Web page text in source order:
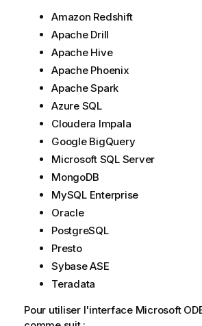
Amazon Redshift
Apache Drill
Apache Hive
Apache Phoenix
Apache Spark
Azure SQL
Cloudera Impala
Google BigQuery
Microsoft SQL Server
MongoDB
MySQL Enterprise
Oracle
PostgreSQL
Presto
Sybase ASE
Teradata
Pour utiliser l'interface Microsoft